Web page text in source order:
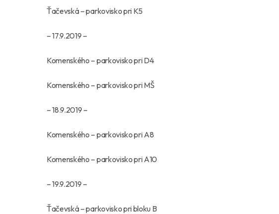
Ťačevská – parkovisko pri K5
– 17.9.2019 –
Komenského – parkovisko pri D4
Komenského – parkovisko pri MŠ
– 18.9.2019 –
Komenského – parkovisko pri A8
Komenského – parkovisko pri A10
– 19.9.2019 –
Ťačevská – parkovisko pri bloku B